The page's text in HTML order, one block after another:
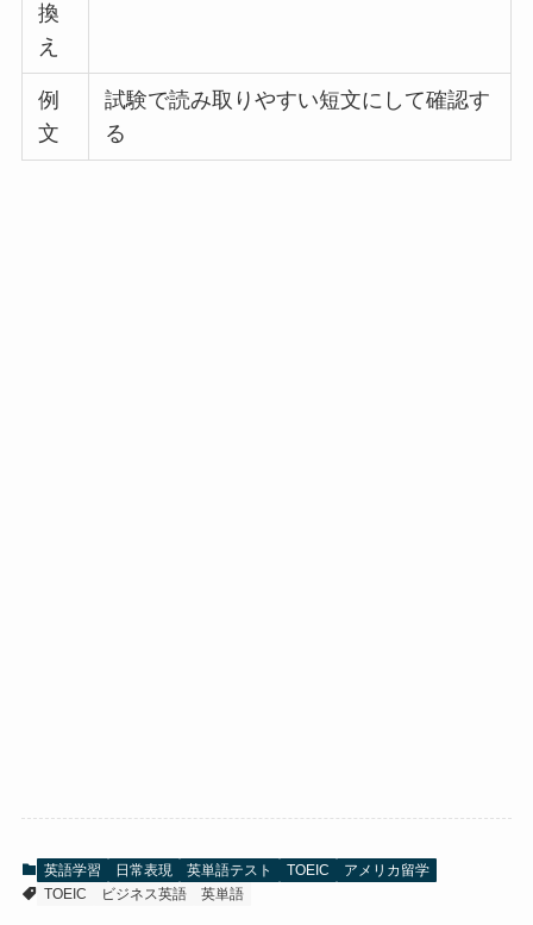
換
え
例
文
試験で読み取りやすい短文にして確認す
る
英語学習 日常表現 英単語テスト TOEIC
アメリカ留学
TOEIC
ビジネス英語 英単語